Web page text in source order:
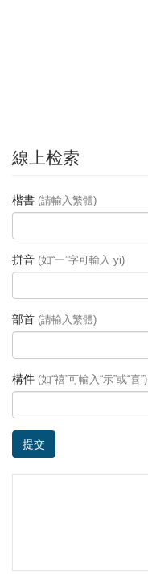
線上检索
楷書 (請輸入繁體)
拼音 (如“一”字可輸入 yi)
部首 (請輸入繁體)
構件 (如“禧”可輸入“示”或“喜”)
提交